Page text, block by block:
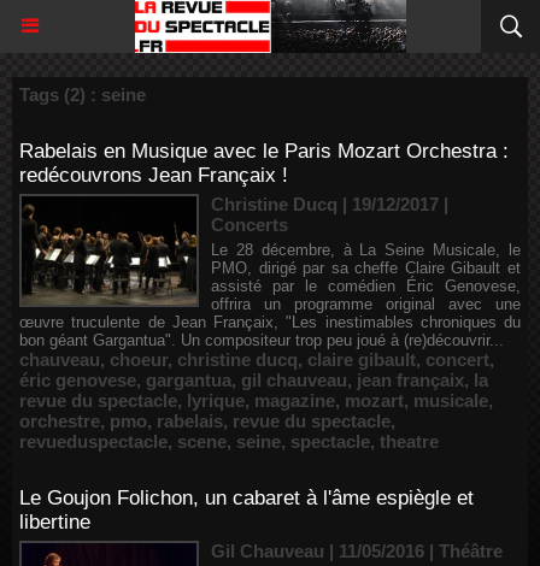
Tags (2) : seine
Rabelais en Musique avec le Paris Mozart Orchestra :
redécouvrons Jean Françaix !
Christine Ducq | 19/12/2017 |
Concerts
Le 28 décembre, à La Seine Musicale, le
PMO, dirigé par sa cheffe Claire Gibault et
assisté par le comédien Éric Genovese,
offrira un programme original avec une
œuvre truculente de Jean Françaix, "Les inestimables chroniques du
bon géant Gargantua". Un compositeur trop peu joué à (re)découvrir...
chauveau, choeur, christine ducq, claire gibault, concert,
éric genovese, gargantua, gil chauveau, jean françaix, la
revue du spectacle, lyrique, magazine, mozart, musicale,
orchestre, pmo, rabelais, revue du spectacle,
revueduspectacle, scene, seine, spectacle, theatre
Le Goujon Folichon, un cabaret à l'âme espiègle et
libertine
Gil Chauveau | 11/05/2016 | Théâtre